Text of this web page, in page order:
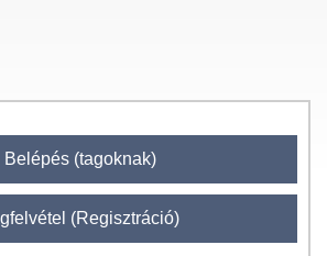
Belépés (tagoknak)
(Regisztráció)